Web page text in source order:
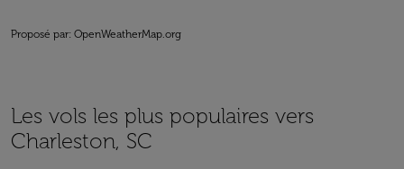
Proposé par: OpenWeatherMap.org
Les vols les plus populaires vers
Charleston, SC